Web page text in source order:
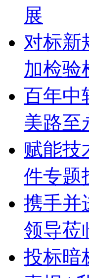
展
对标新
加检验
百年
美路至
赋能技
件专题
携手并
领导莅
投标暗